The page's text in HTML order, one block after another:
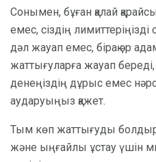
Сонымен, бұған қалай
емес, сіздің
дәл жауап емес, бірақ әр
жаттығуларға жауап береді,
денеңіздің дұрыс емес
аударуыңыз қажет.
Тым көп жаттығуды
және ыңғайлы ұстау үшін